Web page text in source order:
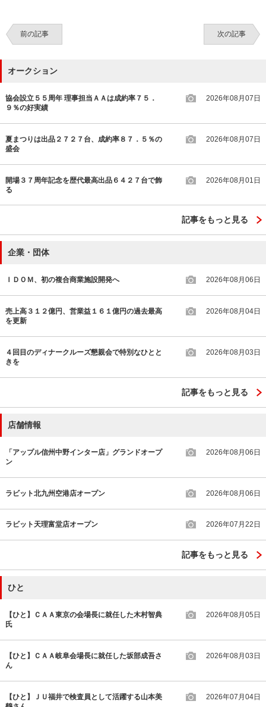
前の記事 次の記事
オークション
協会設立５５周年 理事担当ＡＡは成約率７５．
９％の好実績
2026年08月07日
夏まつりは出品２７２７台、成約率８７．５％の
盛会
2026年08月07日
開場３７周年記念を歴代最高出品６４２７台で飾
る
2026年08月01日
記事をもっと見る
企業・団体
ＩＤＯＭ、初の複合商業施設開発へ 2026年08月06日
売上高３１２億円、営業益１６１億円の過去最高
を更新
2026年08月04日
４回目のディナークルーズ懇親会で特別なひとと
きを
2026年08月03日
記事をもっと見る
店舗情報
「アップル信州中野インター店」グランドオープ
ン
2026年08月06日
ラビット北九州空港店オープン 2026年08月06日
ラビット天理富堂店オープン 2026年07月22日
記事をもっと見る
ひと
【ひと】ＣＡＡ東京の会場長に就任した木村智典
氏
2026年08月05日
【ひと】ＣＡＡ岐阜会場長に就任した坂部成吾さ
ん
2026年08月03日
【ひと】ＪＵ福井で検査員として活躍する山本美
2026年07月04日